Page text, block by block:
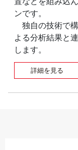
ンです。
独自の技術で
よる分析結果と
します。
詳細を見る